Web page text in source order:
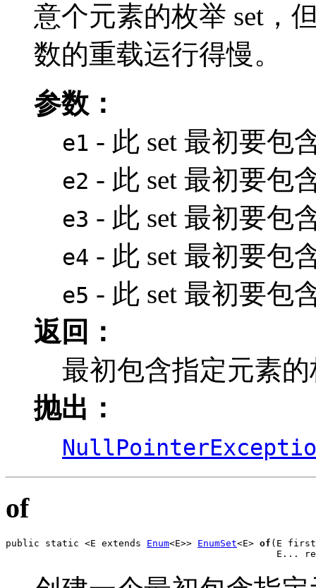
意个元素的枚举 set，
数的重载运行得慢。
参数：
e1 - 此 set 最初要包
e2 - 此 set 最初要包
e3 - 此 set 最初要包
e4 - 此 set 最初要包
e5 - 此 set 最初要包
返回：
最初包含指定元素的
抛出：
of
public static <E extends Enum<E>> EnumSet<E> of (E
E...